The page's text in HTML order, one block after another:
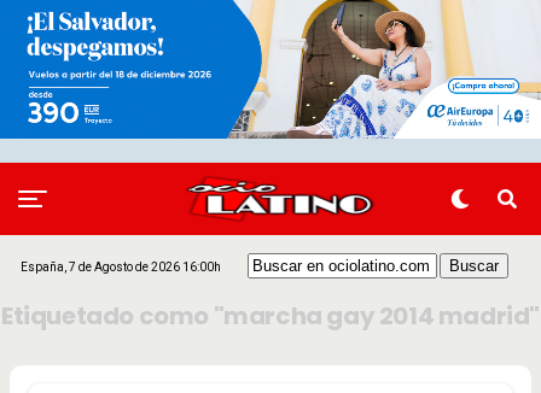
España, 7 de Agosto de 2026 16:00h
Etiquetado como "marcha gay 2014 madrid"